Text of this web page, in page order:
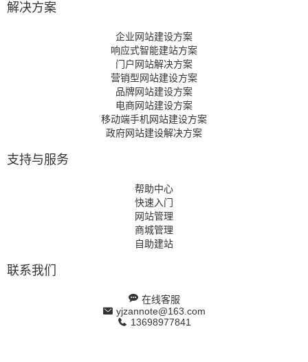
解决方案
企业网站建设方案
响应式智能建站方案
门户网站解决方案
营销型网站建设方案
品牌网站建设方案
电商网站建设方案
移动端手机网站建设方案
政府网站建设解决方案
支持与服务
帮助中心
快速入门
网站管理
商城管理
自助建站
联系我们
在线客服
yjzannote@163.com
13698977841